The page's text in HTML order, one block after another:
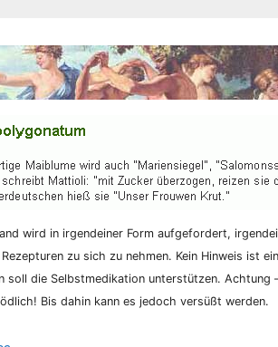
wird in irgend­ei­ner Form auf­ge­for­dert,
zu sich zu neh­men. Kein Hin­weis ist
soll die Selbst­me­di­ka­ti­on unter­stüt­zen. Ach­tung
Bis dahin kann es jedoch ver­süßt werden.